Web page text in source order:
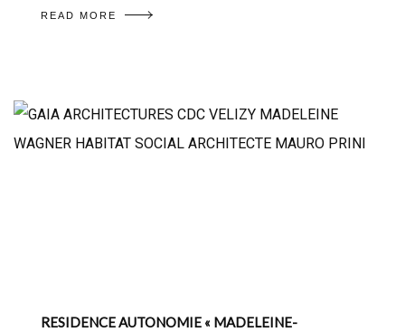
READ MORE
RESIDENCE AUTONOMIE « MADELEINE-